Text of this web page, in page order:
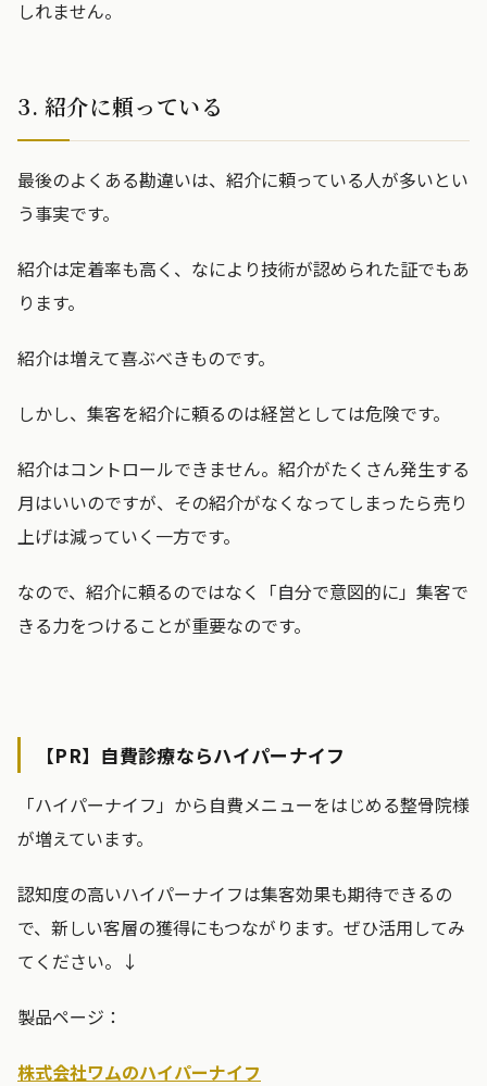
しれません。
3. 紹介に頼っている
最後のよくある勘違いは、紹介に頼っている人が多いとい
う事実です。
紹介は定着率も高く、なにより技術が認められた証でもあ
ります。
紹介は増えて喜ぶべきものです。
しかし、集客を紹介に頼るのは経営としては危険です。
紹介はコントロールできません。紹介がたくさん発生する
月はいいのですが、その紹介がなくなってしまったら売り
上げは減っていく一方です。
なので、紹介に頼るのではなく「自分で意図的に」集客で
きる力をつけることが重要なのです。
【PR】自費診療ならハイパーナイフ
「ハイパーナイフ」から自費メニューをはじめる整骨院様
が増えています。
認知度の高いハイパーナイフは集客効果も期待できるの
で、新しい客層の獲得にもつながります。ぜひ活用してみ
てください。↓
製品ページ：
株式会社ワムのハイパーナイフ